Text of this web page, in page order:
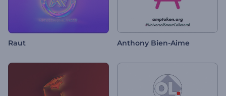
Raut Anthony Bien-Aime